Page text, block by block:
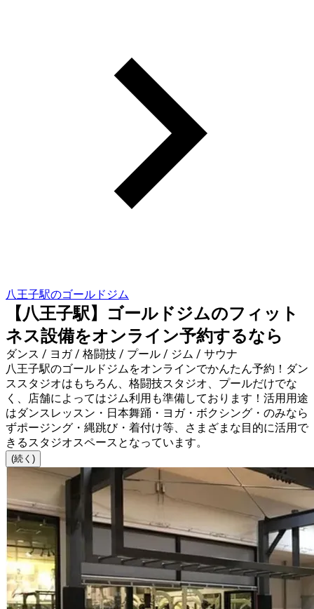
八王子駅のゴールドジム
【八王子駅】ゴールドジムのフィット
ネス設備をオンライン予約するなら
ダンス / ヨガ / 格闘技 / プール / ジム / サウナ
八王子駅のゴールドジムをオンラインでかんたん予約！ダン
ススタジオはもちろん、格闘技スタジオ、プールだけでな
く、店舗によってはジム利用も準備しております！活用用途
はダンスレッスン・日本舞踊・ヨガ・ボクシング・のみなら
ずポージング・縄跳び・着付け等、さまざまな目的に活用で
きるスタジオスペースとなっています。
(続く)